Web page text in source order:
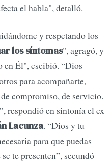
el habla", detalló.
y respetando los
los síntomas", agragó, y
en Él", escibió. “Dios
para acompañarte,
compromiso, de servicio.
respondió en sintonía el ex
Lacunza. “Dios y tu
para que puedas
te presenten”, secundó